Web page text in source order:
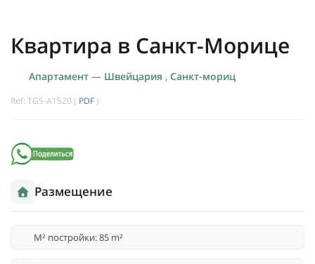
Квартира в Санкт-Морице
Апартамент — Швейцария , Санкт-мориц
Ref: TGS-A1520 ( PDF )
Размещение
M² постройки: 85 m²